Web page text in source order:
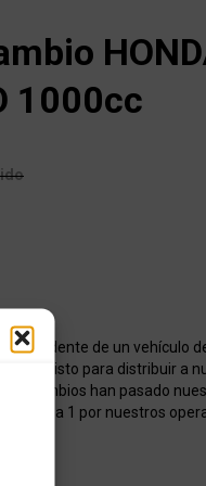
1000cc
procedente de un vehículo
listo para distribuir a
recambios han pasado
1 a 1 por nuestros